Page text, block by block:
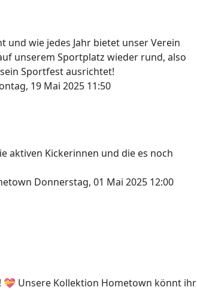
wie jedes Jahr bietet unser Verein
unserem Sportplatz wieder rund, also
Sportfest ausrichtet!
19 Mai 2025 11:50
aktiven Kickerinnen und die es noch
Donnerstag, 01 Mai 2025 12:00
Unsere Kollektion Hometown könnt ihr